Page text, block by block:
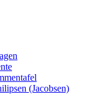
(Jacobsen)